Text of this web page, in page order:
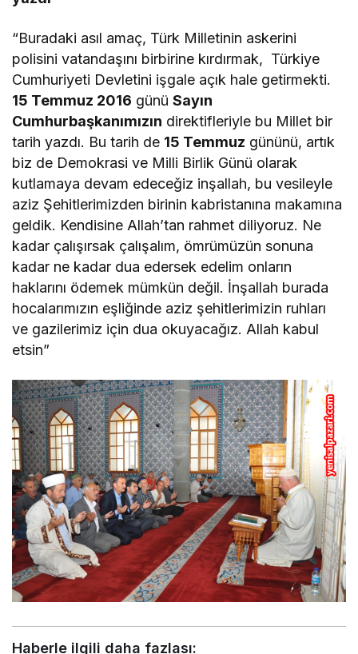
“Buradaki asıl amaç, Türk Milletinin askerini
polisini vatandaşını birbirine kırdırmak, Türkiye
Cumhuriyeti Devletini işgale açık hale getirmekti.
15 Temmuz 2016 günüSayın
Cumhurbaşkanımızın direktifleriyle bu Millet bir
tarih yazdı. Bu tarih de 15 Temmuz gününü, artık
biz de Demokrasi ve Milli Birlik Günü olarak
kutlamaya devam edeceğiz inşallah, bu vesileyle
aziz Şehitlerimizden birinin kabristanına makamına
geldik. Kendisine Allah’tan rahmet diliyoruz. Ne
kadar çalışırsak çalışalım, ömrümüzün sonuna
kadar ne kadar dua edersek edelim onların
haklarını ödemek mümkün değil. İnşallah burada
hocalarımızın eşliğinde aziz şehitlerimizin ruhları
ve gazilerimiz için dua okuyacağız. Allah kabul
etsin”
Haberle ilgili daha fazlası: